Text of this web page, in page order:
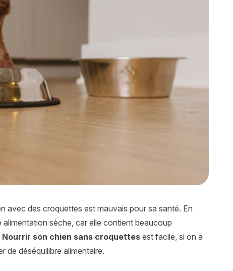
avec des croquettes est mauvais pour sa santé. En
sèche, car elle contient beaucoup
Nourrir son chien sans croquettes est facile, si on a
de déséquilibre alimentaire.